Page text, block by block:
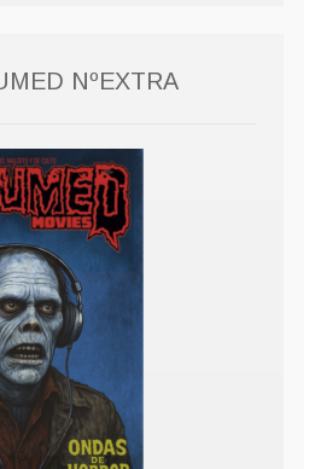
NºEXTRA